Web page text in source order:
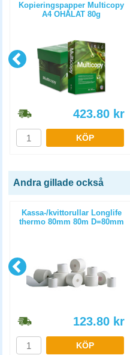
Kopieringspapper Multicopy
A4 OHÅLAT 80g
423.80 kr
KÖP
Andra gillade också
Kassa-/kvittorullar Longlife
thermo 80mm 80m D=80mm
123.80 kr
KÖP